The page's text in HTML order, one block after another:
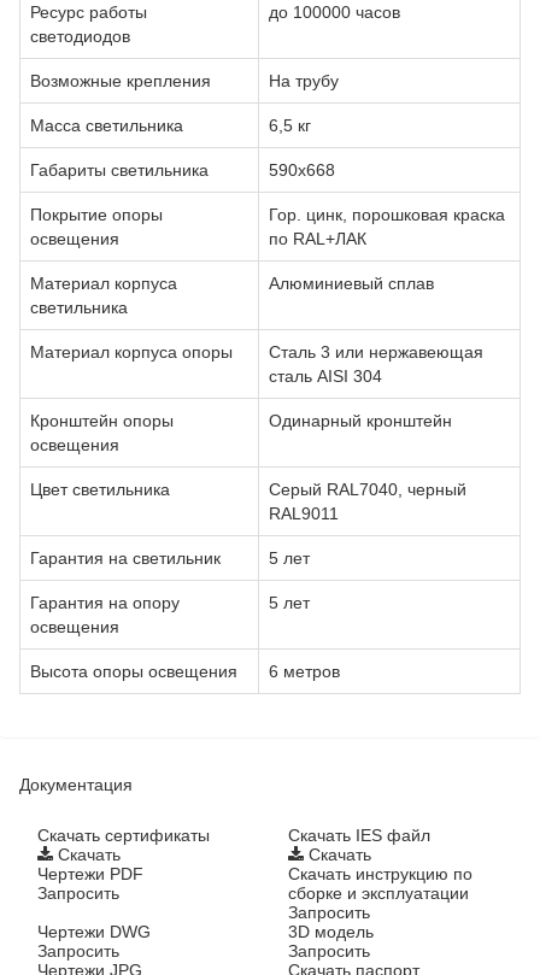
Ресурс работы
светодиодов
до 100000 часов
Возможные крепления На трубу
Масса светильника 6,5 кг
Габариты светильника 590х668
Покрытие опоры
освещения
Гор. цинк, порошковая краска
по RAL+ЛАК
Материал корпуса
светильника
Алюминиевый сплав
Материал корпуса опоры
Сталь 3 или нержавеющая
сталь AISI 304
Кронштейн опоры
освещения
Одинарный кронштейн
Цвет светильника
Серый RAL7040, черный
RAL9011
Гарантия на светильник 5 лет
Гарантия на опору
освещения
5 лет
Высота опоры освещения 6 метров
Документация
Cкачать сертификаты
Скачать
Скачать IES файл
Скачать
Чертежи PDF
Запросить
Скачать инструкцию по
сборке и эксплуатации
Запросить
Чертежи DWG
Запросить
3D модель
Запросить
Чертежи JPG
Скачать паспорт